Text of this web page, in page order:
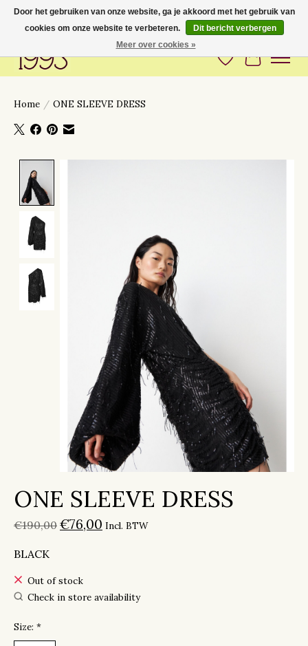
Love to have you around
Verlanglijst
Home / ONE SLEEVE DRESS
ONE SLEEVE DRESS
€190,00 €76,00 Incl. BTW
BLACK
Out of stock
Check in store availability
Size: *
Door het gebruiken van onze website, ga je akkoord met het gebruik van
cookies om onze website te verbeteren.
Dit bericht verbergen
Meer over cookies »